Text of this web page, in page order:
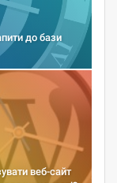
до бази
веб-сайт